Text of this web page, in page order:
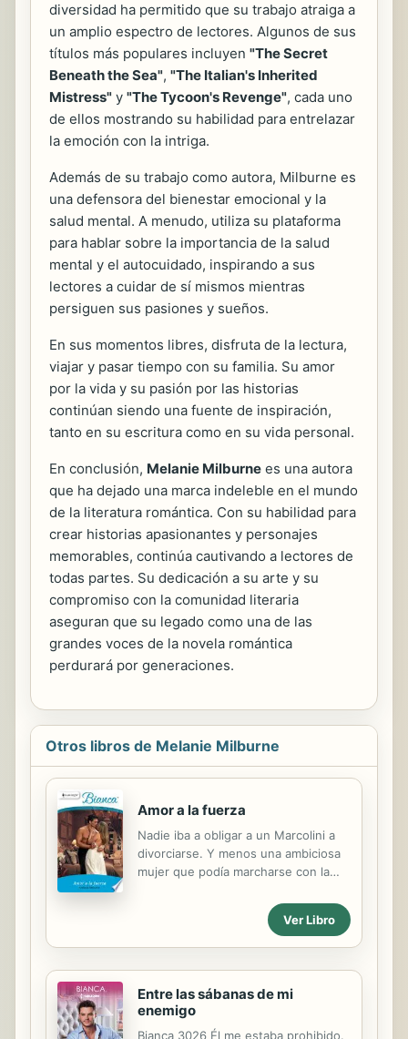
diversidad ha permitido que su trabajo atraiga a
un amplio espectro de lectores. Algunos de sus
títulos más populares incluyen "The Secret
Beneath the Sea", "The Italian's Inherited
Mistress" y "The Tycoon's Revenge", cada uno
de ellos mostrando su habilidad para entrelazar
la emoción con la intriga.
Además de su trabajo como autora, Milburne es
una defensora del bienestar emocional y la
salud mental. A menudo, utiliza su plataforma
para hablar sobre la importancia de la salud
mental y el autocuidado, inspirando a sus
lectores a cuidar de sí mismos mientras
persiguen sus pasiones y sueños.
En sus momentos libres, disfruta de la lectura,
viajar y pasar tiempo con su familia. Su amor
por la vida y su pasión por las historias
continúan siendo una fuente de inspiración,
tanto en su escritura como en su vida personal.
En conclusión, Melanie Milburne es una autora
que ha dejado una marca indeleble en el mundo
de la literatura romántica. Con su habilidad para
crear historias apasionantes y personajes
memorables, continúa cautivando a lectores de
todas partes. Su dedicación a su arte y su
compromiso con la comunidad literaria
aseguran que su legado como una de las
grandes voces de la novela romántica
perdurará por generaciones.
Otros libros de Melanie Milburne
Amor a la fuerza
Nadie iba a obligar a un Marcolini a
divorciarse. Y menos una ambiciosa
mujer que podía marcharse con la
Marcolini estaba dispuesto a que
Claire pagara. Y tenía el plan
perfecto para vengarse: le exigiría
interponerse en su camino.Pero
Claire era inocente. ¿Cómo podía
conseguir demostrarlo antes de que
Ver Libro
Entre las sábanas de mi
enemigo
Bianca 3026 Él me estaba prohibido.